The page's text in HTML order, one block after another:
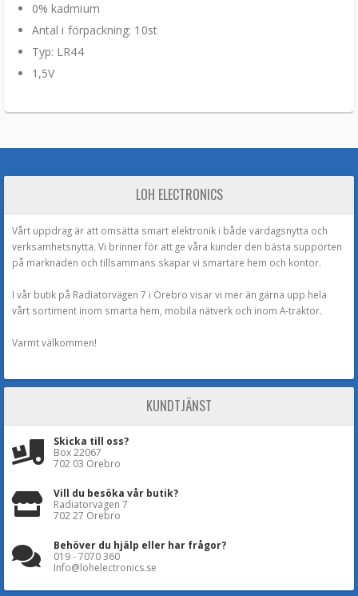
0% kadmium
Antal i förpackning: 10st
Typ: LR44
1,5V
LOH ELECTRONICS
Vårt uppdrag är att omsätta smart elektronik i både vardagsnytta och
verksamhetsnytta. Vi brinner för att ge våra kunder den bästa supporten
på marknaden och tillsammans skapar vi smartare hem och kontor.
I vår butik på Radiatorvägen 7 i Örebro visar vi mer än gärna upp hela
vårt sortiment inom smarta hem, mobila nätverk och inom A-traktor.
Varmt välkommen!
KUNDTJÄNST
Skicka till oss?
Box 22067
702 03 Örebro
Vill du besöka vår butik?
Radiatorvägen 7
702 27 Örebro
Behöver du hjälp eller har frågor?
019 - 7070 360
Info@lohelectronics.se